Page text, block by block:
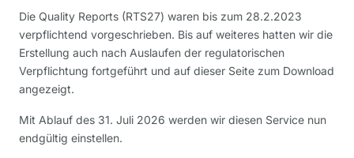
Die Quality Reports (RTS27) waren bis zum 28.2.2023
verpflichtend vorgeschrieben. Bis auf weiteres hatten wir die
Erstellung auch nach Auslaufen der regulatorischen
Verpflichtung fortgeführt und auf dieser Seite zum Download
angezeigt.
Mit Ablauf des 31. Juli 2026 werden wir diesen Service nun
endgültig einstellen.